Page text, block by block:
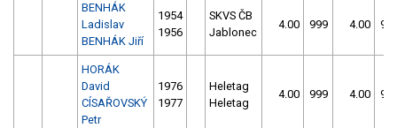
BENHÁK
Ladislav
BENHÁK Jiří
1954
1956
SKVS ČB
Jablonec
4.00 999 4.00
HORÁK
David
CÍSAŘOVSKÝ
Petr
1976
1977
Heletag
Heletag
4.00 999 4.00